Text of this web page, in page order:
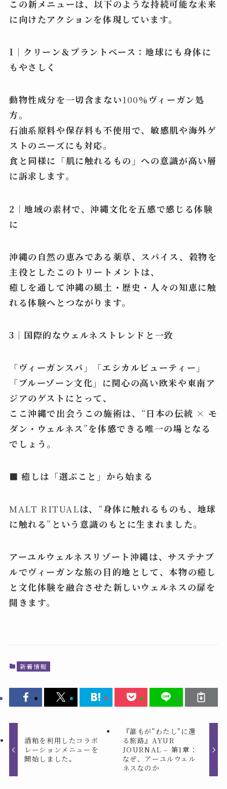
この新メニューは、以下のような持続可能な未来
に向けたアクションを体現しています。
1｜クリーン＆プラントベース：地球にも身体に
もやさしく
動物性成分を一切含まない100％ヴィーガン処
方。
石油系原料や保存料も不使用で、敏感肌や海外ゲ
ストのニーズにも対応。
食と同様に「肌に触れるもの」への意識が高い層
に訴求します。
2｜地域の素材で、沖縄文化を五感で感じる体験
に
沖縄の自然の恵みである薬草、スパイス、穀物を
主役としたこのトリートメントは、
癒しを通して沖縄の風土・歴史・人々の知恵に触
れる体験へとつながります。
3｜国際的なウェルネストレンドと一致
「ヴィーガンスパ」「エシカルビューティー」
「ブルーゾーン文化」に関心の高い欧米や東南ア
ジアのゲストにとって、
ここ沖縄で出会うこの施術は、 “ 日本の伝統 × モ
ダン・ウェルネス”を体感できる唯一の場となる
でしょう。
■ 癒しは「選ぶこと」から始まる
MALT RITUALは、 “身体に触れるものも、地球
に触れる ” という意識のもとに生まれました。
アーユルウェルネスリゾート沖縄は、サステナブ
ルでヴィーガンな旅の目的地として、本物の癒し
と文化体験を融合させた新しいウェルネスの扉を
開きます。
新着情報
酒粕を利用したコラボ
レーションメニューを
開始しました。
『誰もが"わたし"に還
る旅路』AYUR
JOURNAL – 第1章：
なぜ、アーユルウェル
ネスなのか